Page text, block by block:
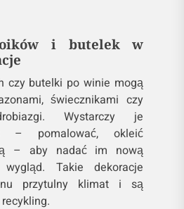
i butelek w
czy butelki po winie mogą
świecznikami czy
Wystarczy je
– pomalować, okleić
– aby nadać im nową
Takie dekoracje
przytulny klimat i są